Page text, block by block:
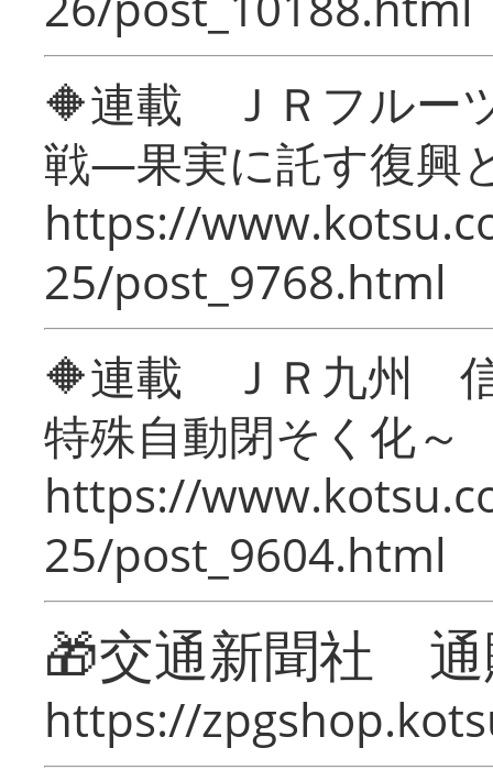
🔶連載 ＪＲフルー
戦―果実に託す復興
https://
25/post_9768.html
🔶連載 ＪＲ九州 信
特殊自動閉そく化～
https://
25/post_9604.html
🎁交通新聞社
https://